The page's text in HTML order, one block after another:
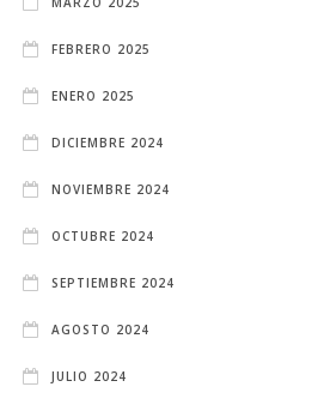
FEBRERO 2025
ENERO 2025
DICIEMBRE 2024
NOVIEMBRE 2024
OCTUBRE 2024
SEPTIEMBRE 2024
AGOSTO 2024
JULIO 2024